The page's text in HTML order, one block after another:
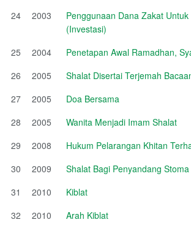
24
2003
Penggunaan Dana Zakat
(Investasi)
25
2004
Penetapan Awal Ramadhan,
26
2005
Shalat Disertai Terjemah
27
2005
Doa Bersama
28
2005
Wanita Menjadi Imam Shalat
29
2008
Hukum Pelarangan Khitan
30
2009
Shalat Bagi Penyandang
31
2010
Kiblat
32
2010 Arah Kiblat